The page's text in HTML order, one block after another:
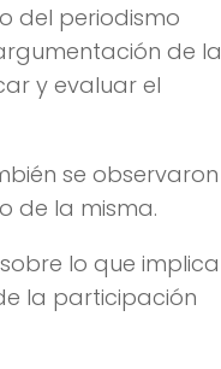
del periodismo
de la
y evaluar el
se observaron
de la misma.
lo que implica
la participación